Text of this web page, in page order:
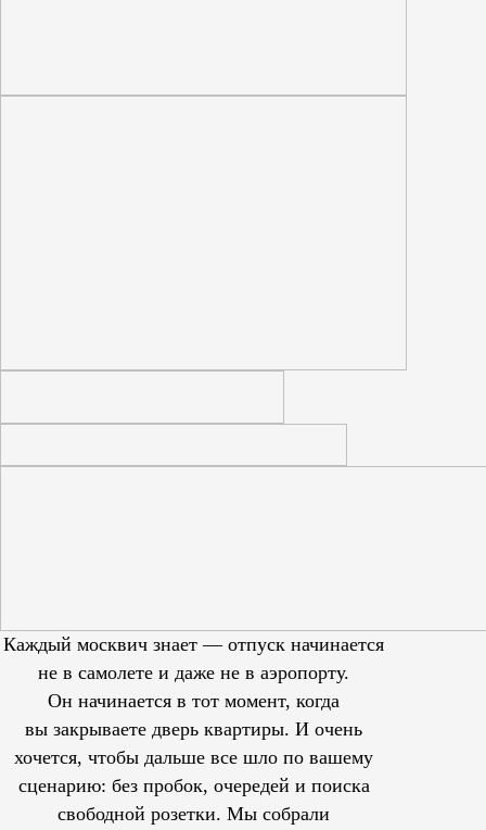
Каждый москвич знает — отпуск начинается
не в самолете и даже не в аэропорту.
Он начинается в тот момент, когда
вы закрываете дверь квартиры. И очень
хочется, чтобы дальше все шло по вашему
сценарию: без пробок, очередей и поиска
свободной розетки. Мы собрали